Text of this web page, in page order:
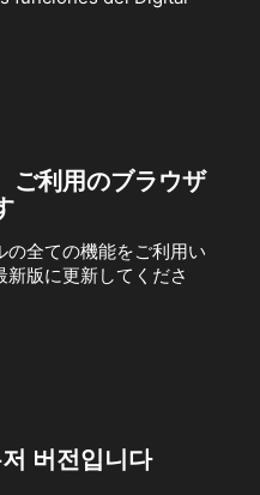
ご利用のブラウザ
の全ての機能をご利用い
版に更新してくださ
버전입니다